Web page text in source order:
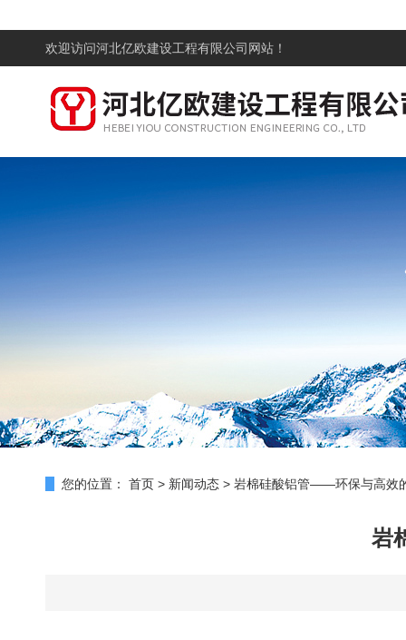
欢迎访问河北亿欧建设工程有限公司网站！
您的位置： 首页 > 新闻动态 > 岩棉硅酸铝管——环保与高效
岩